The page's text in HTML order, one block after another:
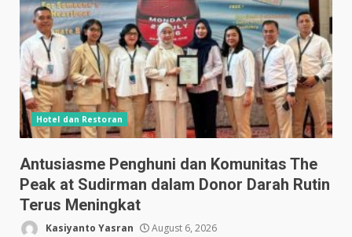
Hotel dan Restoran
Antusiasme Penghuni dan Komunitas The
Peak at Sudirman dalam Donor Darah Rutin
Terus Meningkat
Kasiyanto Yasran August 6, 2026